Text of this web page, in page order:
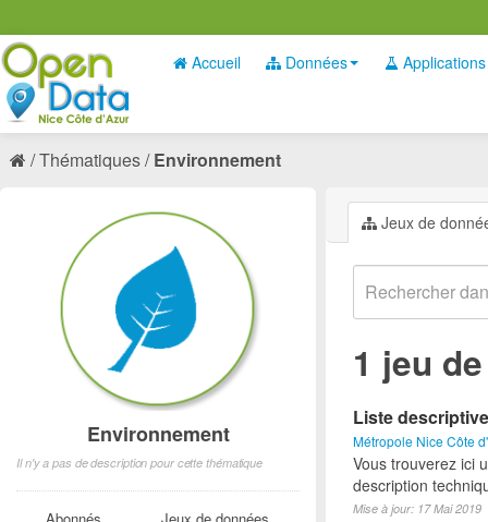
Accueil Données Applications
Thématiques Environnement
Jeux de
1 jeu
Liste
Métropole Nice Côte
Vous trouverez ici
description
Mise à jour: 17 Mai 2019
Environnement
Il n'y a pas de description pour cette thématique